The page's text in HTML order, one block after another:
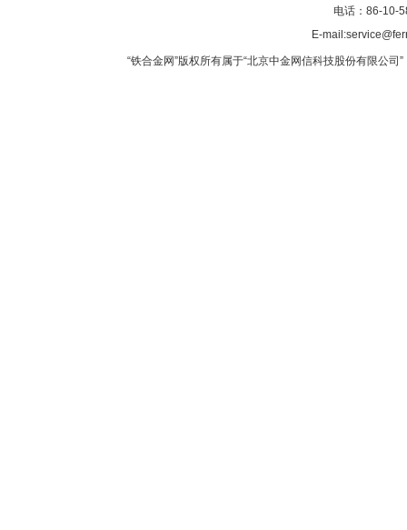
电话：86-10-
E-
“铁合金网”版权所有属于“北京中金网信科技股份有限公司